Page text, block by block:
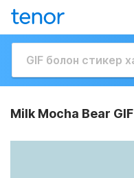
Milk Mocha Bear GIF